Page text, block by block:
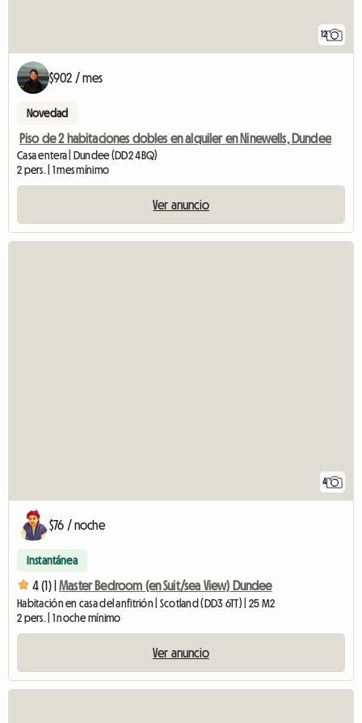
12
$902 / mes
Novedad
Piso de 2 habitaciones dobles en alquiler en Ninewells, Dundee
Casa entera | Dundee (DD2 4BQ)
2 pers. | 1 mes mínimo
Ver anuncio
4
$76 / noche
Instantánea
4 (1) | Master Bedroom (en Suit/sea View) Dundee
Habitación en casa del anfitrión | Scotland (DD3 6TT) | 25 M2
2 pers. | 1 noche mínimo
Ver anuncio